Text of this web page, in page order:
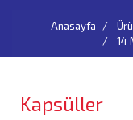
Anasayfa
14
Kapsüller